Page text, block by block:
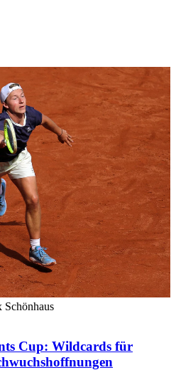
Cup: Wildcards für